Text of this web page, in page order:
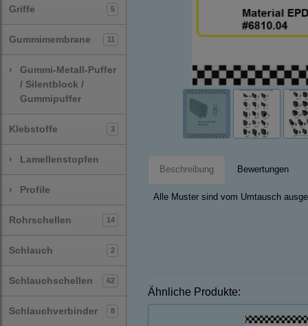
Griffe 5
Gummimembrane 11
›
Gummi-Metall-Puffer
/ Silentblock /
Gummipuffer
Klebstoffe 3
› Lamellenstopfen
› Profile
Rohrschellen 14
Schlauch 2
Schlauchschellen 62
Schlauchverbinder 8
Beschreibung Bewertungen
Alle Muster sind vom Umtausch
Ähnliche Produkte: